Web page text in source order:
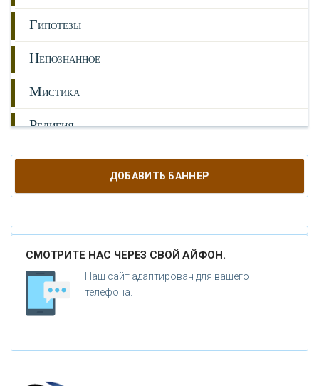
ГИПОТЕЗЫ
НЕПОЗНАННОЕ
МИСТИКА
РЕЛИГИЯ
ОРУЖИЕ
КАТАКЛИЗМЫ
КЛОНИРОВАНИЕ
НОВЫЕ ТЕХНОЛОГИИ
РОГНОЗЫ И ПРОРОЧЕСТВА
ДОБАВИТЬ БАННЕР
СМОТРИТЕ НАС ЧЕРЕЗ СВОЙ АЙФОН.
Наш сайт адаптирован для вашего
телефона.